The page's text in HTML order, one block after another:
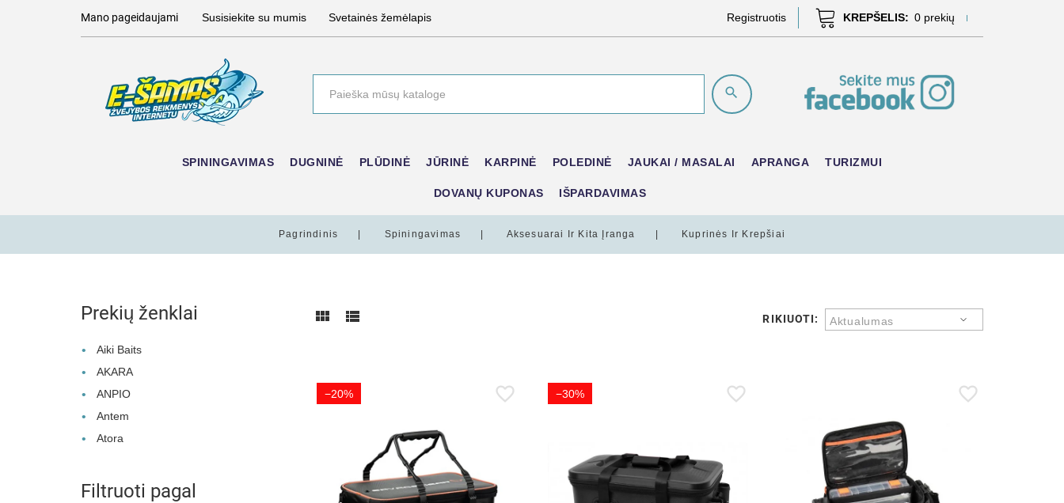
Mano pageidaujami Susisiekite su mumis Svetainės žemėlapis Registruotis KREPŠELIS: 0 prekių
SPININGAVIMAS DUGNINĖ PLŪDINĖ JŪRINĖ KARPINĖ POLEDINĖ JAUKAI / MASALAI APRANGA TURIZMUI
DOVANŲ KUPONAS IŠPARDAVIMAS
Pagrindinis Spiningavimas Aksesuarai Ir Kita Įranga Kuprinės Ir Krepšiai
RIKIUOTI: Aktualumas
−20% −30%
Prekių ženklai
Aiki Baits
AKARA
ANPIO
Antem
Atora
Filtruoti pagal